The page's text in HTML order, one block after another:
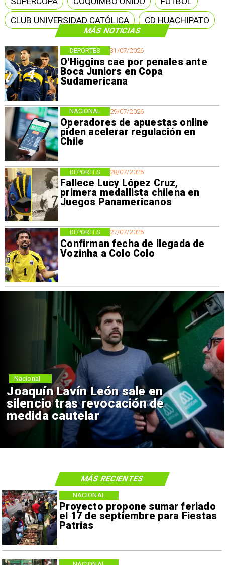
MÁS NOTICIAS
31/07/2026
O'Higgins cae por penales ante
Boca Juniors en Copa
Sudamericana
DEPORTES
29/07/2026
Operadores de apuestas online
piden acelerar regulación en
Chile
NACIONAL
28/07/2026
Fallece Lucy López Cruz,
primera medallista chilena en
Juegos Panamericanos
DEPORTES
27/07/2026
Confirman fecha de llegada de
Vozinha a Colo Colo
DEPORTES
CLUB UNIVERSIDAD CATÓLICA
CD HUACHIPATO
Joaquín Lavín León sale en
silencio tras revocación de
medida cautelar
Nacional
Proyecto propone sumar feriado
el 17 de septiembre para Fiestas
Patrias
NACIONAL
MÁS RECIENTES